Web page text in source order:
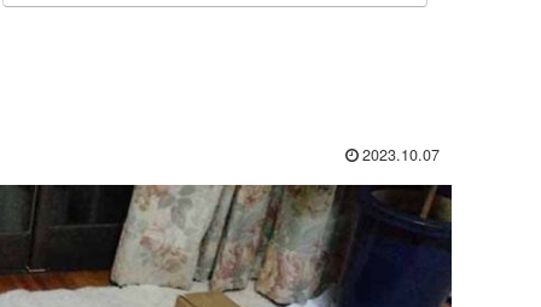
ットと言っても、さまざ
つつ、特に人気な各社の
透明テーブルマットを厳
選・比較し、ランキング
化しました。加えて、
「自分の状況にぴった
り...
2023.10.07